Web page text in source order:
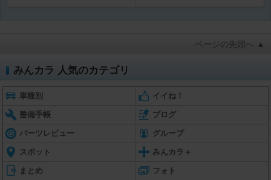
ページの先頭へ ▲
みんカラ 人気のカテゴリ
車種別 イイね！
整備手帳 ブログ
パーツレビュー グループ
スポット みんカラ＋
まとめ フォト